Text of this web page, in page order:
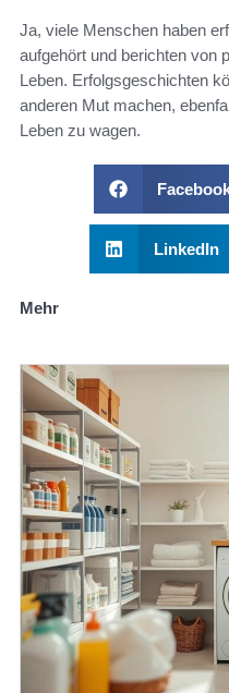
Ja, viele Menschen haben
aufgehört und berichten von
Leben. Erfolgsgeschichten
anderen Mut machen,
Leben zu wagen.
LinkedIn
Mehr